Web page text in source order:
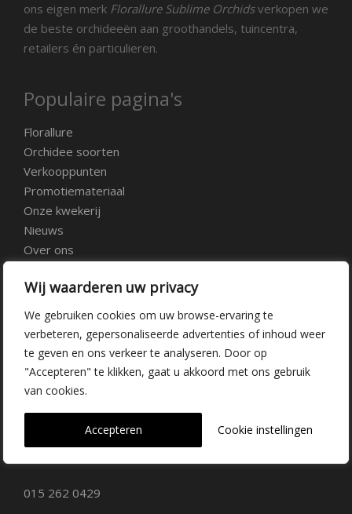
Wij waarderen uw privacy
We gebruiken cookies om uw browse-ervaring te
verbeteren, gepersonaliseerde advertenties of inhoud weer
te geven en ons verkeer te analyseren. Door op
"Accepteren" te klikken, gaat u akkoord met ons gebruik
van cookies.
Cookie instellingen
Accepteren
ons eigen merk Florallure Sublime Orchidsverkopen we
de beste orchideeën aan groothandels, tuincentra,
retailers én particulieren.
Populaire pagina's
Florallure
Orchidee soorten
Verkooppunten
Promotiemateriaal
Onze kwekerij
Nieuws
Over ons
Vacatures
Contact
Kwekerij Delfgauw
Vrederustlaan 10
2645 AW Delfgauw
015 262 0429